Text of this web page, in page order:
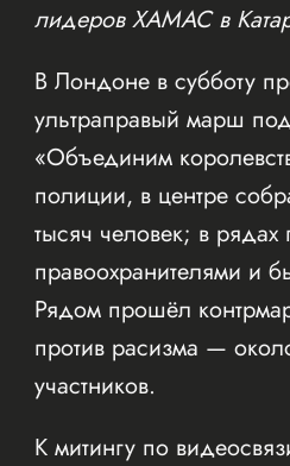
лидеров ХАМАС в
В Лондоне в субботу
ультраправый марш
«Объединим
полиции, в центре
тысяч человек; в
правоохранителями и
Рядом прошёл
против расизма —
участников.
К митингу по